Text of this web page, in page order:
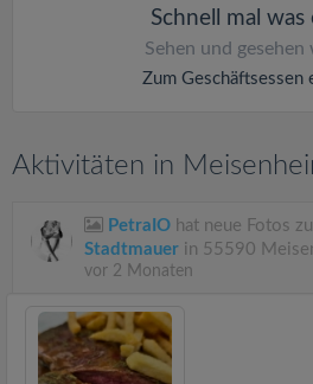
Schnell mal was
Sehen und gesehen
Zum Geschäftsessen
Aktivitäten in
PetraIO hat neue Fotos zu
Stadtmauer in 55590
vor 2 Monaten